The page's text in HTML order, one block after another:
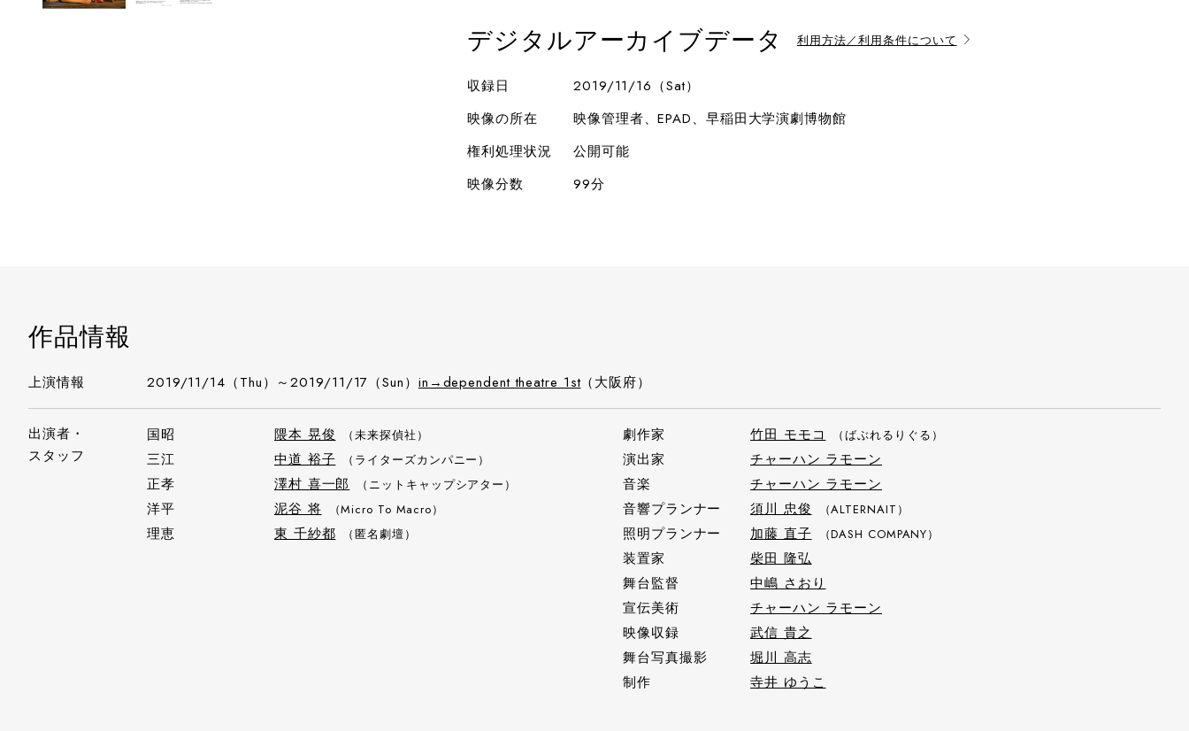
デジタルアーカイブデータ 利用方法／利用条件について
収録日
2019/11/16（Sat）
映像の所在
映像管理者、EPAD、早稲田大学演劇博物館
権利処理状況
公開可能
映像分数
99分
作品情報
上演情報 2019/11/14（Thu）～2019/11/17（Sun） in→dependent theatre 1st（大阪府）
出演者・
スタッフ
国昭 隈本 晃俊 （未来探偵社）
三江 中道 裕子 （ライターズカンパニー）
正孝 澤村 喜一郎 （ニットキャップシアター）
洋平 泥谷 将 （Micro To Macro）
理恵 東 千紗都 （匿名劇壇）
劇作家 竹田 モモコ （ばぶれるりぐる）
演出家
チャーハン ラモーン
音楽
チャーハン ラモーン
音響プランナー
須川 忠俊 （ALTERNAIT）
照明プランナー 加藤 直子 （DASH COMPANY）
装置家
柴田 隆弘
舞台監督
中嶋 さおり
宣伝美術
チャーハン ラモーン
映像収録
武信 貴之
舞台写真撮影
堀川 高志
制作
寺井 ゆうこ